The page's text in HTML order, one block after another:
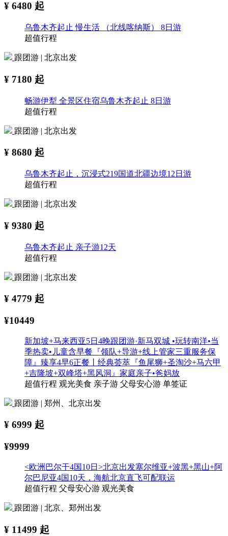
¥ 6480 起
乌鲁木齐起止 慢生活 （北线喀纳斯） 8日游
超值行程
跟团游 | 北京出发
¥ 7180 起
畅游伊犁 全景区住宿乌鲁木齐起止 8日游
超值行程
跟团游 | 北京出发
¥ 8680 起
乌鲁木齐起止，沉浸式219国道北疆边境12日游
超值行程
跟团游 | 北京出发
¥ 9380 起
乌鲁木齐起止 亲子游12天
超值行程
跟团游 | 北京出发
¥ 4779 起
¥10449
新加坡+马来西亚5日4晚跟团游·新马双城 •玩转南洋•当
季热卖•儿童含早餐『领队+导游+线上管家三重服务保
障』臻享4早6正餐丨经典荟萃『鱼尾狮+圣淘沙+马六甲
+吉隆坡+双峰塔+黑风洞』家庭亲子•爸妈放
超值行程 观光美食 亲子游 父母安心游 单签证
跟团游 | 郑州、北京出发
¥ 6999 起
¥9999
<欧洲巴尔干4国10日>北京出发塞尔维亚+波黑+黑山+阿
尔巴尼亚4国10天，海航北京直飞可配联运
超值行程 父母安心游 观光美食
跟团游 | 北京、郑州出发
¥ 11499 起